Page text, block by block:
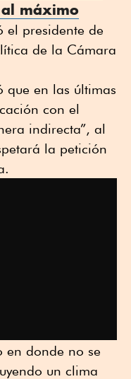
máximo
el presidente de
de la Cámara
que en las últimas
con el
indirecta”, al
la petición
en donde no se
un clima